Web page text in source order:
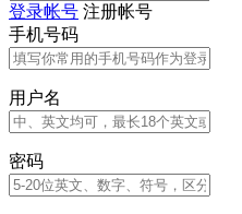
登录帐号 注册帐号
手机号码
用户名
密码